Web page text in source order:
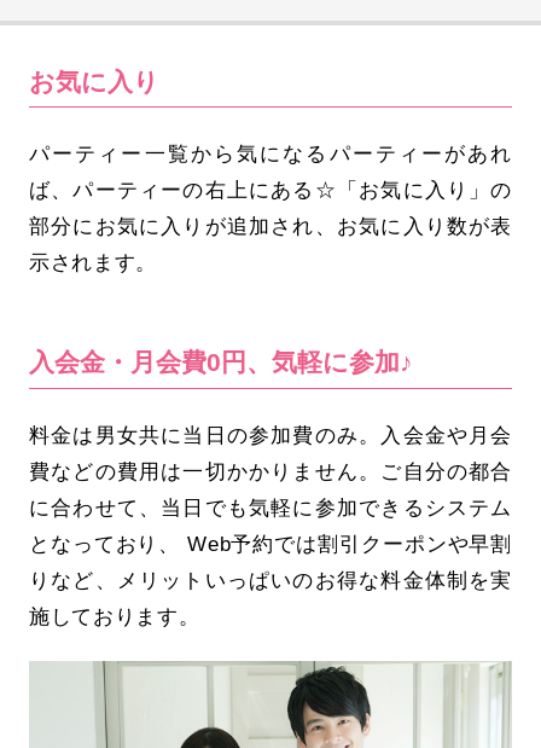
お気に入り
パーティー一覧から気になるパーティーがあれ
ば、パーティーの右上にある☆「お気に入り」の
部分にお気に入りが追加され、お気に入り数が表
示されます。
入会金・月会費0円、気軽に参加♪
料金は男女共に当日の参加費のみ。入会金や月会
費などの費用は一切かかりません。ご自分の都合
に合わせて、当日でも気軽に参加できるシステム
となっており、 Web予約では割引クーポンや早割
りなど、メリットいっぱいのお得な料金体制を実
施しております。